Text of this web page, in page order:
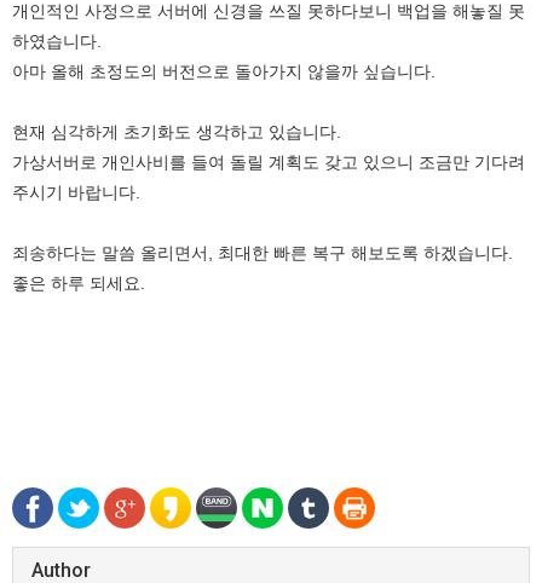
개인적인 사정으로 서버에 신경을 쓰질 못하다보니 백업을 해놓질 못
하였습니다.
아마 올해 초정도의 버전으로 돌아가지 않을까 싶습니다.
현재 심각하게 초기화도 생각하고 있습니다.
가상서버로 개인사비를 들여 돌릴 계획도 갖고 있으니 조금만 기다려
주시기 바랍니다.
죄송하다는 말씀 올리면서, 최대한 빠른 복구 해보도록 하겠습니다.
좋은 하루 되세요.
Author